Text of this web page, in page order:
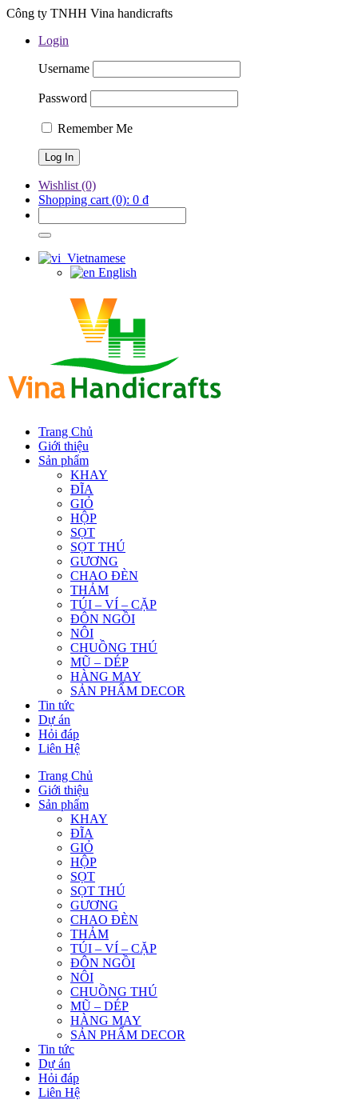
Công ty TNHH Vina handicrafts
Login
Username
Password
Remember Me
Wishlist (0)
Shopping cart (0): 0 ₫
Vietnamese
English
Trang Chủ
Giới thiệu
Sản phẩm
KHAY
ĐĨA
GIỎ
HỘP
SỌT
SỌT THÚ
GƯƠNG
CHAO ĐÈN
THẢM
TÚI – VÍ – CẶP
ĐÔN NGỒI
NÔI
CHUỒNG THÚ
MŨ – DÉP
HÀNG MAY
SẢN PHẨM DECOR
Tin tức
Dự án
Hỏi đáp
Liên Hệ
Trang Chủ
Giới thiệu
Sản phẩm
KHAY
ĐĨA
GIỎ
HỘP
SỌT
SỌT THÚ
GƯƠNG
CHAO ĐÈN
THẢM
TÚI – VÍ – CẶP
ĐÔN NGỒI
NÔI
CHUỒNG THÚ
MŨ – DÉP
HÀNG MAY
SẢN PHẨM DECOR
Tin tức
Dự án
Hỏi đáp
Liên Hệ